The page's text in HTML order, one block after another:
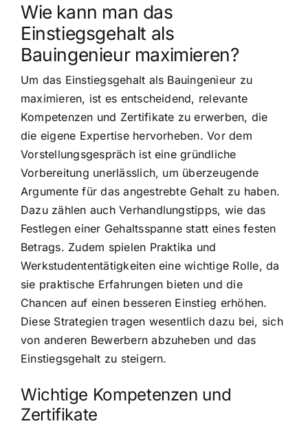
Wie kann man das
Einstiegsgehalt als
Bauingenieur maximieren?
Um das Einstiegsgehalt als Bauingenieur zu
maximieren, ist es entscheidend, relevante
Kompetenzen und Zertifikate zu erwerben, die
die eigene Expertise hervorheben. Vor dem
Vorstellungsgespräch ist eine gründliche
Vorbereitung unerlässlich, um überzeugende
Argumente für das angestrebte Gehalt zu haben.
Dazu zählen auch Verhandlungstipps, wie das
Festlegen einer Gehaltsspanne statt eines festen
Betrags. Zudem spielen Praktika und
Werkstudententätigkeiten eine wichtige Rolle, da
sie praktische Erfahrungen bieten und die
Chancen auf einen besseren Einstieg erhöhen.
Diese Strategien tragen wesentlich dazu bei, sich
von anderen Bewerbern abzuheben und das
Einstiegsgehalt zu steigern.
Wichtige Kompetenzen und
Zertifikate